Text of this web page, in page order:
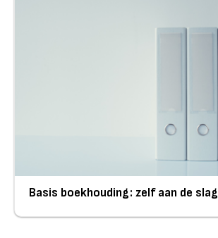
Basis boekhouding: zelf aan de slag